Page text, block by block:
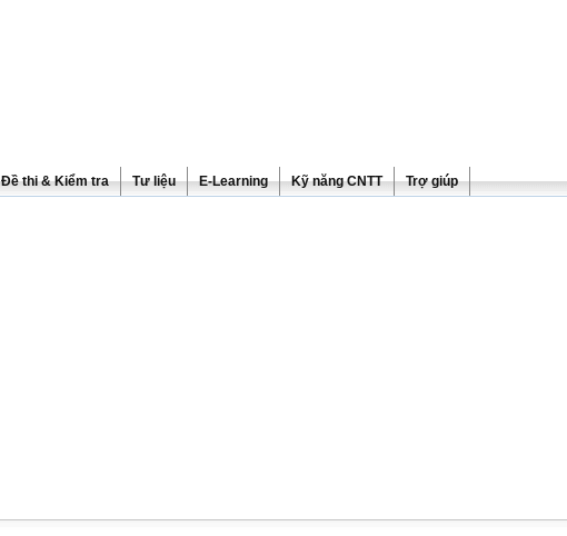
Đề thi & Kiểm tra Tư liệu E-Learning Kỹ năng CNTT Trợ giúp